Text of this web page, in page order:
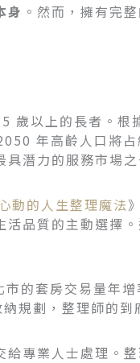
身 。然而，擁有完
歲以上的長者。根
年高齡人口將
潛力的服務市場之
動的人生整理魔法
品質的主動選擇。
的套房交易量年
規劃，整理師的到
專業人士處理。